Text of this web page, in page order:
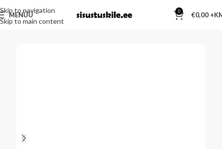
Skip to navigation
Skip to main content
MENÜÜ 0 €0,00